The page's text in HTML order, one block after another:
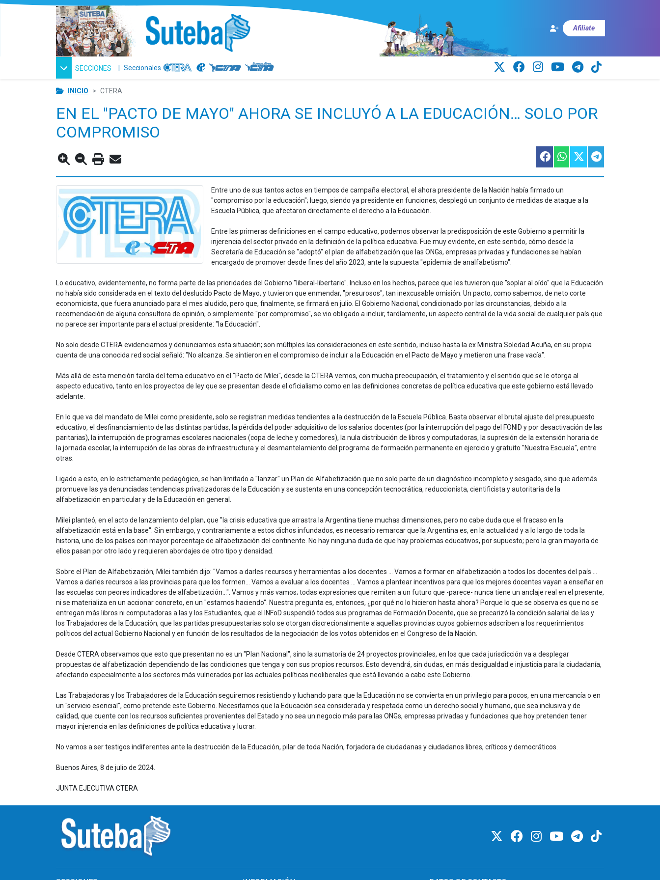
Afiliate
SECCIONES | Seccionales
INICIO CTERA
EN EL "PACTO DE MAYO" AHORA SE INCLUYÓ A LA EDUCACIÓN… SOLO POR
COMPROMISO
Entre uno de sus tantos actos en tiempos de campaña electoral, el ahora presidente de la Nación había firmado un
"compromiso por la educación"; luego, siendo ya presidente en funciones, desplegó un conjunto de medidas de ataque a la
Escuela Pública, que afectaron directamente el derecho a la Educación.
Entre las primeras definiciones en el campo educativo, podemos observar la predisposición de este Gobierno a permitir la
injerencia del sector privado en la definición de la política educativa. Fue muy evidente, en este sentido, cómo desde la
Secretaría de Educación se "adoptó" el plan de alfabetización que las ONGs, empresas privadas y fundaciones se habían
encargado de promover desde fines del año 2023, ante la supuesta "epidemia de analfabetismo".
Lo educativo, evidentemente, no forma parte de las prioridades del Gobierno "liberal-libertario". Incluso en los hechos, parece que les tuvieron que "soplar al oído" que la Educación
no había sido considerada en el texto del deslucido Pacto de Mayo, y tuvieron que enmendar, "presurosos", tan inexcusable omisión. Un pacto, como sabemos, de neto corte
economicista, que fuera anunciado para el mes aludido, pero que, finalmente, se firmará en julio. El Gobierno Nacional, condicionado por las circunstancias, debido a la
recomendación de alguna consultora de opinión, o simplemente "por compromiso", se vio obligado a incluir, tardíamente, un aspecto central de la vida social de cualquier país que
no parece ser importante para el actual presidente: "la Educación".
No solo desde CTERA evidenciamos y denunciamos esta situación; son múltiples las consideraciones en este sentido, incluso hasta la ex Ministra Soledad Acuña, en su propia
cuenta de una conocida red social señaló: "No alcanza. Se sintieron en el compromiso de incluir a la Educación en el Pacto de Mayo y metieron una frase vacía".
Más allá de esta mención tardía del tema educativo en el "Pacto de Milei", desde la CTERA vemos, con mucha preocupación, el tratamiento y el sentido que se le otorga al
aspecto educativo, tanto en los proyectos de ley que se presentan desde el oficialismo como en las definiciones concretas de política educativa que este gobierno está llevado
adelante.
En lo que va del mandato de Milei como presidente, solo se registran medidas tendientes a la destrucción de la Escuela Pública. Basta observar el brutal ajuste del presupuesto
educativo, el desfinanciamiento de las distintas partidas, la pérdida del poder adquisitivo de los salarios docentes (por la interrupción del pago del FONID y por desactivación de las
paritarias), la interrupción de programas escolares nacionales (copa de leche y comedores), la nula distribución de libros y computadoras, la supresión de la extensión horaria de
la jornada escolar, la interrupción de las obras de infraestructura y el desmantelamiento del programa de formación permanente en ejercicio y gratuito "Nuestra Escuela", entre
otras.
Ligado a esto, en lo estrictamente pedagógico, se han limitado a "lanzar" un Plan de Alfabetización que no solo parte de un diagnóstico incompleto y sesgado, sino que además
promueve las ya denunciadas tendencias privatizadoras de la Educación y se sustenta en una concepción tecnocrática, reduccionista, cientificista y autoritaria de la
alfabetización en particular y de la Educación en general.
Milei planteó, en el acto de lanzamiento del plan, que "la crisis educativa que arrastra la Argentina tiene muchas dimensiones, pero no cabe duda que el fracaso en la
alfabetización está en la base". Sin embargo, y contrariamente a estos dichos infundados, es necesario remarcar que la Argentina es, en la actualidad y a lo largo de toda la
historia, uno de los países con mayor porcentaje de alfabetización del continente. No hay ninguna duda de que hay problemas educativos, por supuesto; pero la gran mayoría de
ellos pasan por otro lado y requieren abordajes de otro tipo y densidad.
Sobre el Plan de Alfabetización, Milei también dijo: "Vamos a darles recursos y herramientas a los docentes … Vamos a formar en alfabetización a todos los docentes del país …
Vamos a darles recursos a las provincias para que los formen… Vamos a evaluar a los docentes … Vamos a plantear incentivos para que los mejores docentes vayan a enseñar en
las escuelas con peores indicadores de alfabetización…". Vamos y más vamos; todas expresiones que remiten a un futuro que -parece- nunca tiene un anclaje real en el presente,
ni se materializa en un accionar concreto, en un "estamos haciendo". Nuestra pregunta es, entonces, ¿por qué no lo hicieron hasta ahora? Porque lo que se observa es que no se
entregan más libros ni computadoras a las y los Estudiantes, que el INFoD suspendió todos sus programas de Formación Docente, que se precarizó la condición salarial de las y
los Trabajadores de la Educación, que las partidas presupuestarias solo se otorgan discrecionalmente a aquellas provincias cuyos gobiernos adscriben a los requerimientos
políticos del actual Gobierno Nacional y en función de los resultados de la negociación de los votos obtenidos en el Congreso de la Nación.
Desde CTERA observamos que esto que presentan no es un "Plan Nacional", sino la sumatoria de 24 proyectos provinciales, en los que cada jurisdicción va a desplegar
propuestas de alfabetización dependiendo de las condiciones que tenga y con sus propios recursos. Esto devendrá, sin dudas, en más desigualdad e injusticia para la ciudadanía,
afectando especialmente a los sectores más vulnerados por las actuales políticas neoliberales que está llevando a cabo este Gobierno.
Las Trabajadoras y los Trabajadores de la Educación seguiremos resistiendo y luchando para que la Educación no se convierta en un privilegio para pocos, en una mercancía o en
un "servicio esencial", como pretende este Gobierno. Necesitamos que la Educación sea considerada y respetada como un derecho social y humano, que sea inclusiva y de
calidad, que cuente con los recursos suficientes provenientes del Estado y no sea un negocio más para las ONGs, empresas privadas y fundaciones que hoypretenden tener
mayor injerencia en las definiciones de política educativa y lucrar.
No vamos a ser testigos indiferentes ante la destrucción de la Educación, pilar de toda Nación, forjadora de ciudadanas y ciudadanos libres, críticos y democráticos.
Buenos Aires, 8 de julio de 2024.
JUNTA EJECUTIVA CTERA